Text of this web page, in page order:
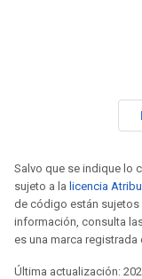
Salvo que se indique lo
sujeto a la licencia
de código están sujetos
información, consulta
es una marca
Última actualización: